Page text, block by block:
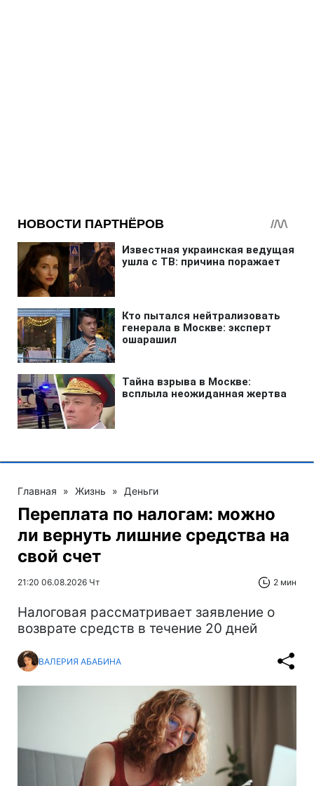
Главная » Жизнь » Деньги
Переплата по налогам: можно
ли вернуть лишние средства на
свой счет
21:20 06.08.2026 Чт 2 мин
Налоговая рассматривает заявление о
возврате средств в течение 20 дней
ВАЛЕРИЯ АБАБИНА